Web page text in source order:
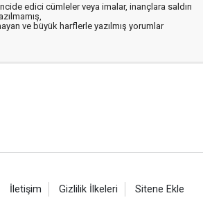
edici cümleler veya imalar, inançlara saldırı
ve büyük harflerle yazılmış yorumlar
İletişim Gizlilik İlkeleri Sitene Ekle